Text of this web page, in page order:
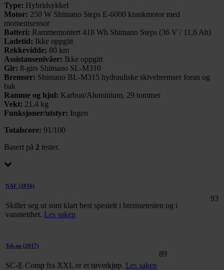
Type: Hybridsykkel
Motor: 250 W Shimano Steps E-6000 krankmotor med
momentsensor
Batteri: Rammemontert 418 Wh Shimano Steps (36 V / 11,6 Ah)
Ladetid: Ikke oppgitt
Rekkevidde: 80 km
Assistansenivåer: Ikke oppgitt
Gir: 8-girs Shimano SL-M310
Bremser: Shimano BL-M315 hydrauliske skivebremser foran og
bak
Ramme og hjul: Karbon/Aluminium, 29 tommer
Vekt: 21,4 kg
Funksjoner/utstyr: Ingen
Totalscore: 91/100
Basert på 2 tester.
NAF (2016)
Skiller seg ut som klart best spesielt i bremsetesten og i
vanntetthet. Les saken
93
Tek.no (2017)
SC-E Comp fra XXL er et røverkjøp. Les saken
89